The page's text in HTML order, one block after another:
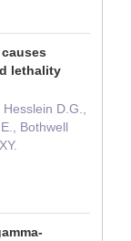
lethality
D.G.,
Bothwell